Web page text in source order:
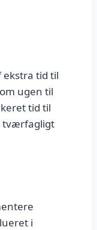
tid til
ugen til
tid til
tværfagligt
i